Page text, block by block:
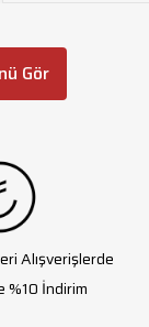
Gör
Alışverişlerde
%10 İndirim